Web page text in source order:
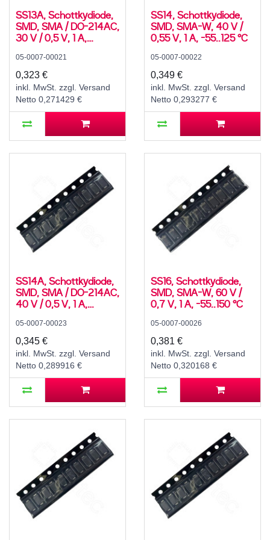
SS13A, Schottkydiode,
SMD, SMA / DO-214AC,
30 V / 0,5 V, 1 A,
05-0007-00021
0,323 €
inkl. MwSt. zzgl. Versand
Netto 0,271429 €
SS14, Schottkydiode,
SMD, SMA-W, 40 V /
0,55 V, 1 A, -55..125 °C
05-0007-00022
0,349 €
inkl. MwSt. zzgl. Versand
Netto 0,293277 €
SS14A, Schottkydiode,
SMD, SMA / DO-214AC,
40 V / 0,5 V, 1 A,
05-0007-00023
0,345 €
inkl. MwSt. zzgl. Versand
Netto 0,289916 €
SS16, Schottkydiode,
SMD, SMA-W, 60 V /
0,7 V, 1 A, -55..150 °C
05-0007-00026
0,381 €
inkl. MwSt. zzgl. Versand
Netto 0,320168 €